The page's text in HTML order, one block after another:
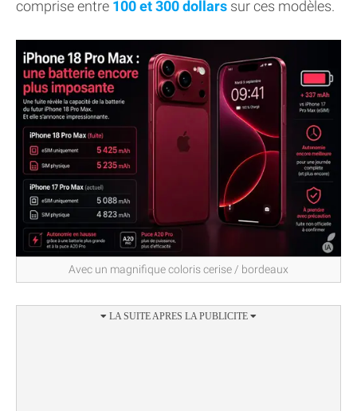
comprise entre 100 et 300 dollars sur ces modèles.
Avec un magnifique coloris cerise / bordeaux